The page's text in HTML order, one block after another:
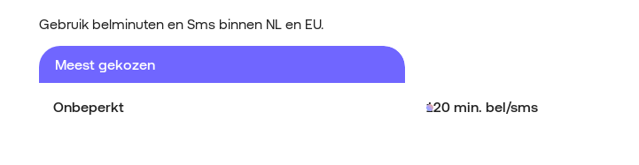
Gebruik belminuten en Sms binnen NL en EU.
Meest gekozen
Onbeperkt 120 min. bel/sms